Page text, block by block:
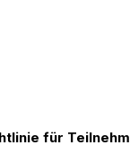
für